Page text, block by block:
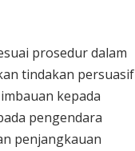
prosedur dalam
tindakan persuasif
kepada
pengendara
penjangkauan